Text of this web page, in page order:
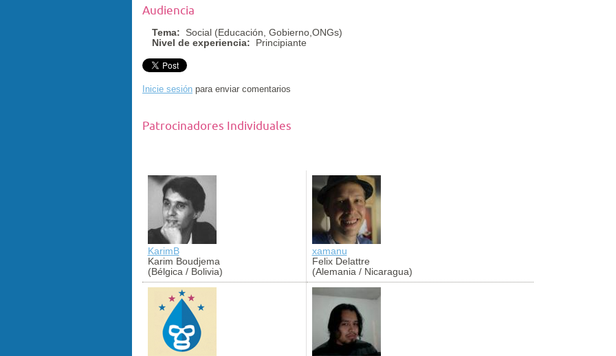
Audiencia
Tema:
Social (Educación, Gobierno,ONGs)
Nivel de experiencia:
Principiante
Inicie sesión para enviar comentarios
Patrocinadores Individuales
KarimB
Karim Boudjema
(Bélgica / Bolivia)
xamanu
Felix Delattre
(Alemania / Nicaragua)